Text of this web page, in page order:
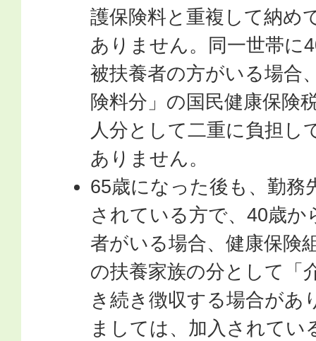
護保険料と重複して納め
ありません。同一世帯に
被扶養者の方がいる場合
険料分」の国民健康保険
人分として二重に負担し
ありません。
65歳になった後も、勤務
されている方で、40歳か
者がいる場合、健康保険
の扶養家族の分として「
き続き徴収する場合があ
ましては、加入されてい